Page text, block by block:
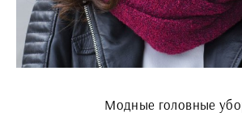
Модные головные